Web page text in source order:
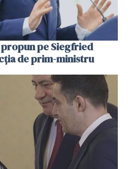
propun pe Siegfried
de prim-ministru